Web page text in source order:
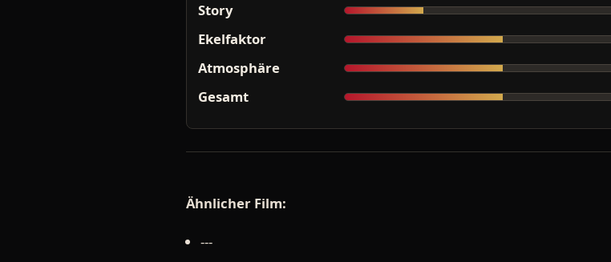
Story
Ekelfaktor
Atmosphäre
Gesamt
Ähnlicher Film:
---